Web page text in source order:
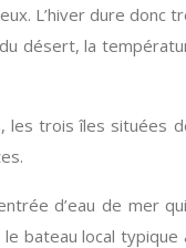
L’hiver dure
désert, la
trois îles situées
d’eau de mer
bateau local